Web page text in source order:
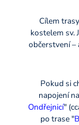
Cílem
kostelem sv.
občerstvení –
Pokud si
napojení
Ondřejnicí"
po trase "